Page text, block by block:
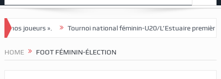
Tournoi national féminin-U20/L’Estuaire première équipe qualifiée
HOME FOOT FÉMININ-ÉLECTION